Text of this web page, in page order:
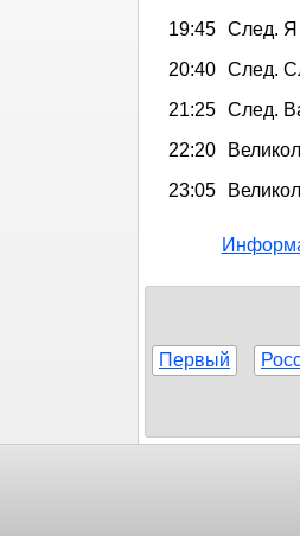
19:45 След. Я
20:40 След.
21:25 След.
22:20
23:05
Первый